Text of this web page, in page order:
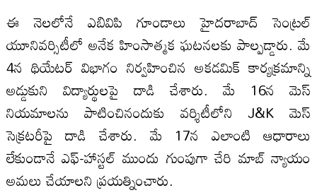
ఈ నెలలోనే ఎబివిపి గూండాలు హైదరాబాద్ సెంట్రల్
యూనివర్సిటీలో అనేక హింసాత్మక ఘటనలకు పాల్పడ్డారు. మే
4న థియేటర్ విభాగం నిర్వహించిన అకడమిక్ కార్యక్రమాన్ని
అడ్డుకుని విద్యార్థులపై దాడి చేశారు. మే 16న మెస్
నియమాలను పాటించినందుకు వర్శిటీలోని J&K మెస్
సెక్రటరీపై దాడి చేశారు. మే 17న ఎలాంటి ఆధారాలు
లేకుండానే ఎఫ్-హాస్టల్ ముందు గుంపుగా చేరి మాబ్ న్యాయం
అమలు చేయాలని ప్రయత్నించారు.